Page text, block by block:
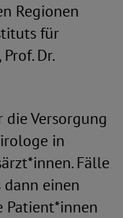
Regionen
für
Dr.
Versorgung
in
Fälle
einen
Patient*innen